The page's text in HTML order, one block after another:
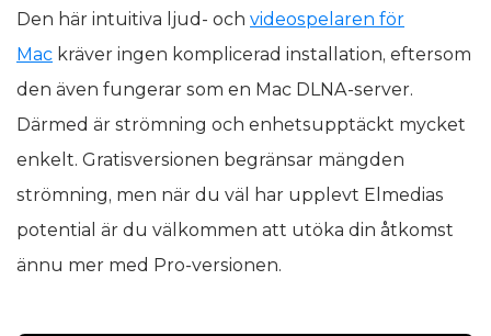
Den här intuitiva ljud- och videospelaren för
Mac kräver ingen komplicerad installation, eftersom
den även fungerar som en Mac DLNA-server.
Därmed är strömning och enhetsupptäckt mycket
enkelt. Gratisversionen begränsar mängden
strömning, men när du väl har upplevt Elmedias
potential är du välkommen att utöka din åtkomst
ännu mer med Pro-versionen.